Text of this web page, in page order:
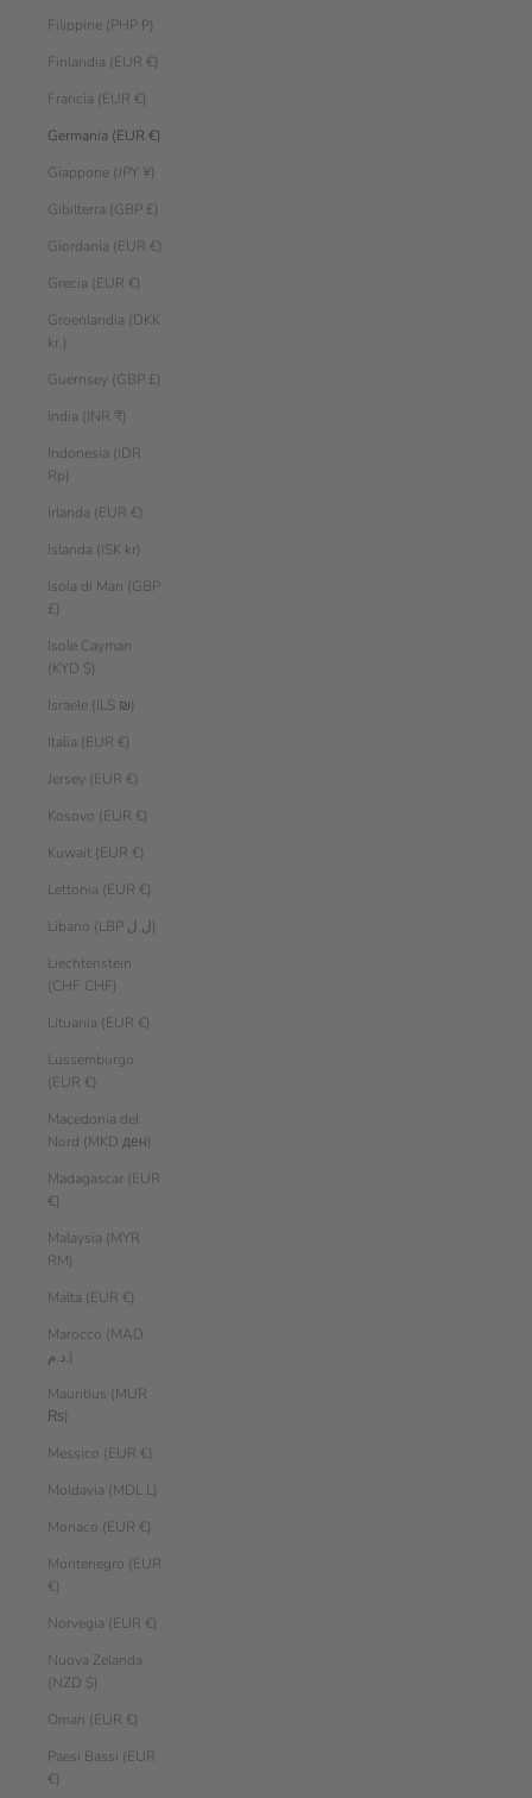
Filippine (PHP ₱)
Finlandia (EUR €)
Francia (EUR €)
Germania (EUR €)
Giappone (JPY ¥)
Gibilterra (GBP £)
Giordania (EUR €)
Grecia (EUR €)
Groenlandia (DKK
kr.)
Guernsey (GBP £)
India (INR ₹)
Indonesia (IDR
Rp)
Irlanda (EUR €)
Islanda (ISK kr)
Isola di Man (GBP
£)
Isole Cayman
(KYD $)
Israele (ILS ₪)
Italia (EUR €)
Jersey (EUR €)
Kosovo (EUR €)
Kuwait (EUR €)
Lettonia (EUR €)
Libano (LBP ل.ل)
Liechtenstein
(CHF CHF)
Lituania (EUR €)
Lussemburgo
(EUR €)
Macedonia del
Nord (MKD ден)
Madagascar (EUR
€)
Malaysia (MYR
RM)
Malta (EUR €)
Marocco (MAD
د.م.)
Mauritius (MUR
₨)
Messico (EUR €)
Moldavia (MDL L)
Monaco (EUR €)
Montenegro (EUR
€)
Norvegia (EUR €)
Nuova Zelanda
(NZD $)
Oman (EUR €)
Paesi Bassi (EUR
€)